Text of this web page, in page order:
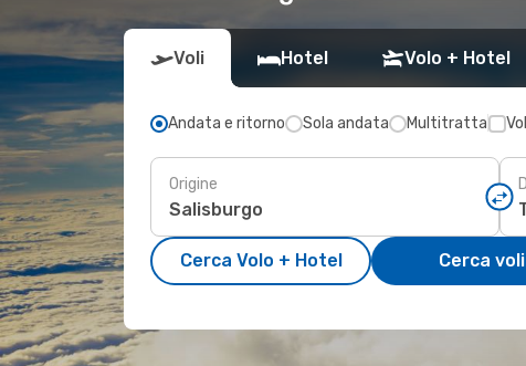
Voli Hotel Volo + Hotel
Andata e ritorno Sola andata Multitratta
Origine
Cerca Volo + Hotel Cerca voli